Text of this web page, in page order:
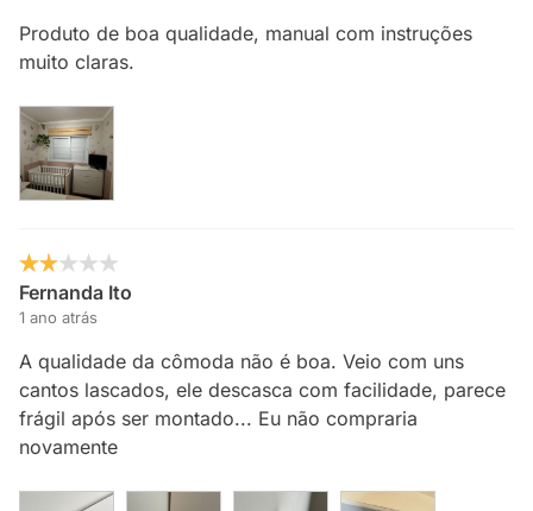
Produto de boa qualidade, manual com instruções
muito claras.
Fernanda Ito
1 ano atrás
A qualidade da cômoda não é boa. Veio com uns
cantos lascados, ele descasca com facilidade, parece
frágil após ser montado... Eu não compraria
novamente